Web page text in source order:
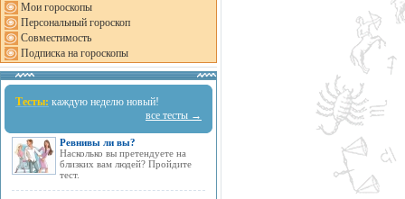
Мои гороскопы
Персональный гороскоп
Совместимость
Подписка на гороскопы
Тесты: каждую неделю новый!
все тесты →
Ревнивы ли вы?
Насколько вы претендуете на
близких вам людей? Пройдите
тест.